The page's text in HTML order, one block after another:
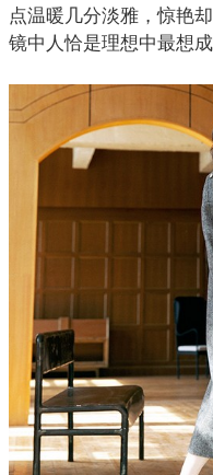
点温暖几分淡雅，惊艳
镜中人恰是理想中最想成